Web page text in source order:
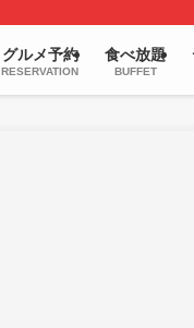
グルメ予約
RESERVATION
食べ放題
BUFFET